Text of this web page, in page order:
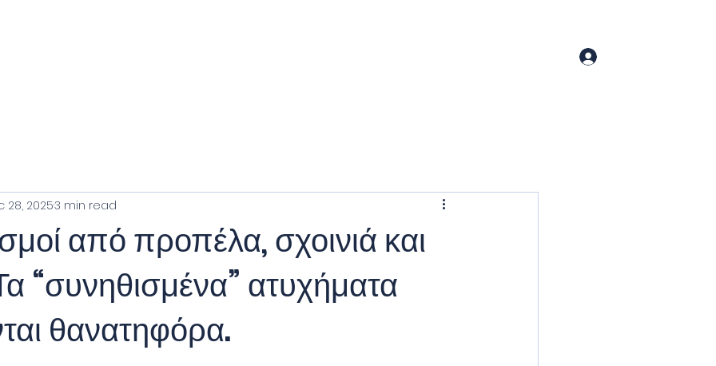
από προπέλα, σχοινιά και
“συνηθισμένα” ατυχήματα
θανατηφόρα.
28, 20253 min read